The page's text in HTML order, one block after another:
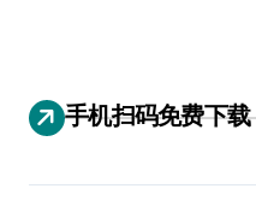
手机扫码免费下载